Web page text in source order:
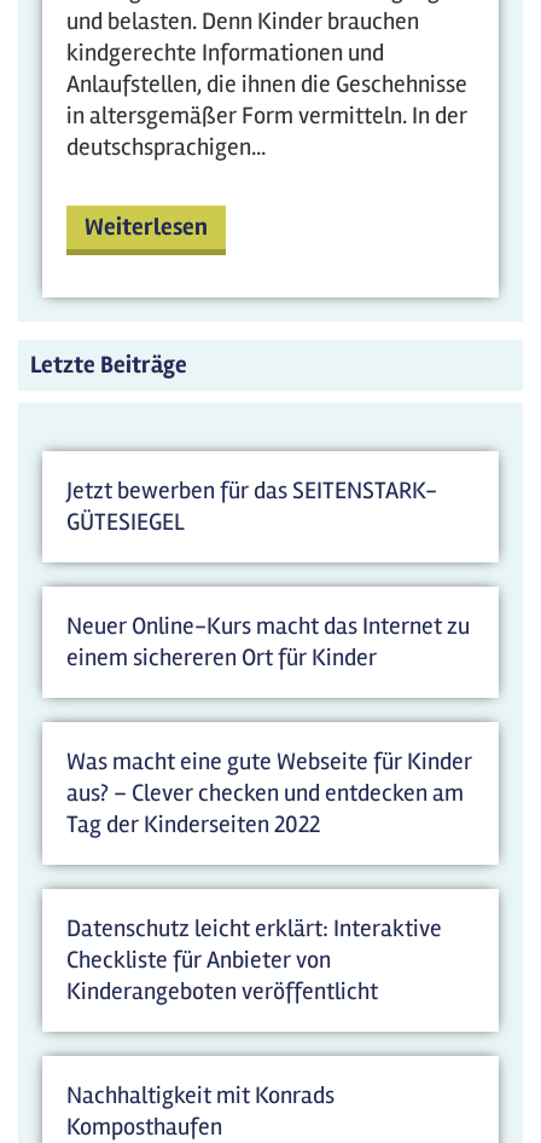
und belasten. Denn Kinder brauchen
kindgerechte Informationen und
Anlaufstellen, die ihnen die Geschehnisse
in altersgemäßer Form vermitteln. In der
deutschsprachigen...
Weiterlesen
Letzte Beiträge
Jetzt bewerben für das SEITENSTARK-
GÜTESIEGEL
Neuer Online-Kurs macht das Internet zu
einem sichereren Ort für Kinder
Was macht eine gute Webseite für Kinder
aus? – Clever checken und entdecken am
Tag der Kinderseiten 2022
Datenschutz leicht erklärt: Interaktive
Checkliste für Anbieter von
Kinderangeboten veröffentlicht
Nachhaltigkeit mit Konrads
Komposthaufen